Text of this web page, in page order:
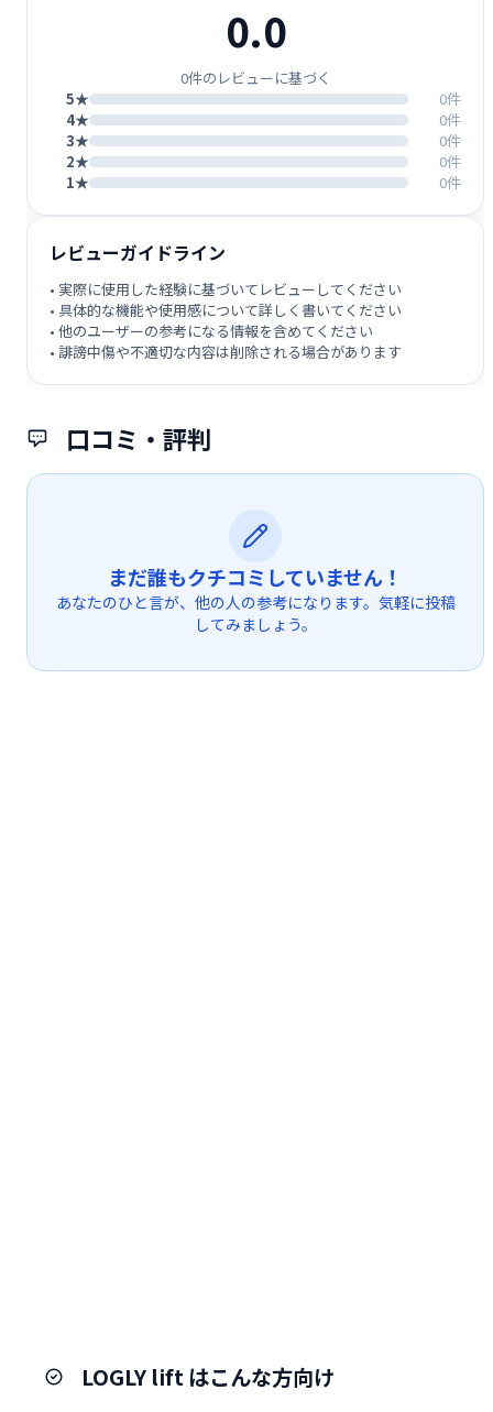
口コミ・評判
まだ誰もクチコミしていません！
あなたのひと言が、他の人の参考になります。気軽に投稿
してみましょう。
0.0
0件のレビューに基づく
5★
0件
4★
0件
3★
0件
2★
0件
1★
0件
レビューガイドライン
• 実際に使用した経験に基づいてレビューしてください
• 具体的な機能や使用感について詳しく書いてください
• 他のユーザーの参考になる情報を含めてください
• 誹謗中傷や不適切な内容は削除される場合があります
LOGLY lift はこんな方向け